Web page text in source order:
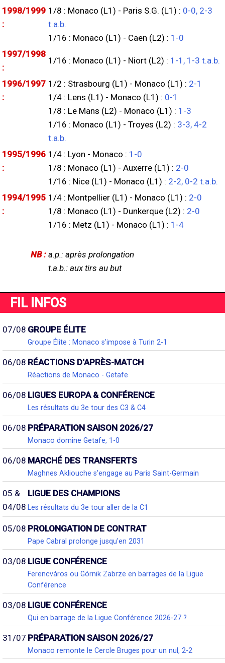
1998/1999
:
1/8 : Monaco (L1) - Paris S.G. (L1) : 0-0, 2-3
t.a.b.
1/16 : Monaco (L1) - Caen (L2) : 1-0
1997/1998
:
1/16 : Monaco (L1) - Niort (L2) : 1-1, 1-3 t.a.b.
1996/1997
:
1/2 : Strasbourg (L1) - Monaco (L1) : 2-1
1/4 : Lens (L1) - Monaco (L1) : 0-1
1/8 : Le Mans (L2) - Monaco (L1) : 1-3
1/16 : Monaco (L1) - Troyes (L2) : 3-3, 4-2
t.a.b.
1995/1996
:
1/4 : Lyon - Monaco : 1-0
1/8 : Monaco (L1) - Auxerre (L1) : 2-0
1/16 : Nice (L1) - Monaco (L1) : 2-2, 0-2 t.a.b.
1994/1995
:
1/4 : Montpellier (L1) - Monaco (L1) : 2-0
1/8 : Monaco (L1) - Dunkerque (L2) : 2-0
1/16 : Metz (L1) - Monaco (L1) : 1-4
NB : a.p.: après prolongation
t.a.b.: aux tirs au but
FIL INFOS
07/08 GROUPE ÉLITE
Groupe Élite : Monaco s'impose à Turin 2-1
06/08 RÉACTIONS D'APRÈS-MATCH
Réactions de Monaco - Getafe
06/08 LIGUES EUROPA & CONFÉRENCE
Les résultats du 3e tour des C3 & C4
06/08 PRÉPARATION SAISON 2026/27
Monaco domine Getafe, 1-0
06/08 MARCHÉ DES TRANSFERTS
Maghnes Akliouche s'engage au Paris Saint-Germain
05 &
04/08
LIGUE DES CHAMPIONS
Les résultats du 3e tour aller de la C1
05/08 PROLONGATION DE CONTRAT
Pape Cabral prolonge jusqu'en 2031
03/08 LIGUE CONFÉRENCE
Ferencváros ou Górnik Zabrze en barrages de la Ligue
Conférence
03/08 LIGUE CONFÉRENCE
Qui en barrage de la Ligue Conférence 2026-27 ?
31/07 PRÉPARATION SAISON 2026/27
Monaco remonte le Cercle Bruges pour un nul, 2-2